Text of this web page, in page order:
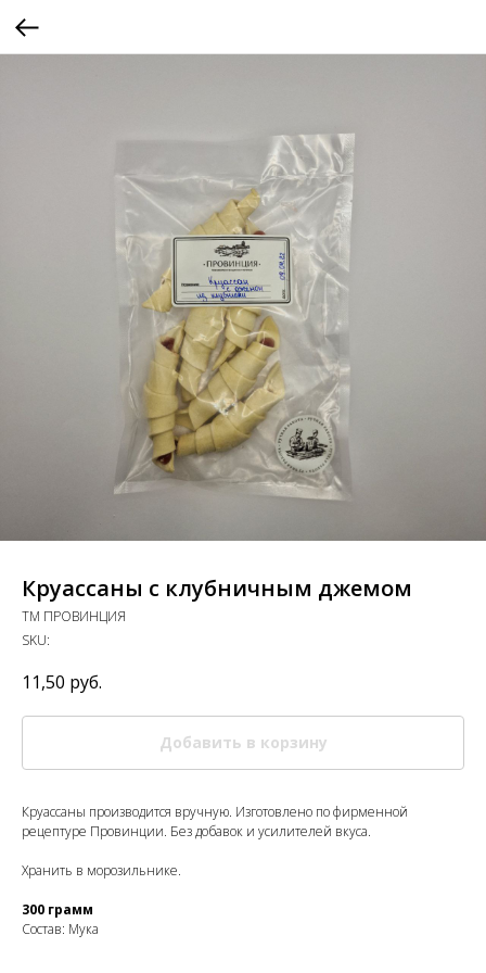
Круассаны с клубничным джемом
ТМ ПРОВИНЦИЯ
SKU:
11,50 руб.
Добавить в корзину
Круассаны производится вручную. Изготовлено по фирменной
рецептуре Провинции. Без добавок и усилителей вкуса.
Хранить в морозильнике.
300 грамм
Состав: Мука